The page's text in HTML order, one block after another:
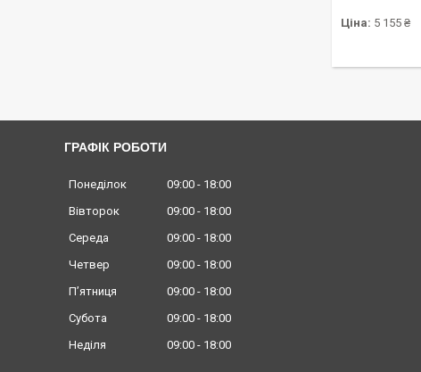
Ціна: 5 155 ₴
ГРАФІК РОБОТИ
Понеділок 09:00
18:00
Вівторок
09:00
18:00
Середа
09:00
18:00
Четвер
09:00
18:00
Пʼятниця
09:00
18:00
Субота
09:00
18:00
Неділя
09:00 18:00